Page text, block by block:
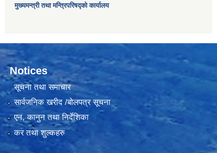
मुख्यमन्त्री तथा मन्त्रिपरिषद्को कार्यालय
Notices
सूचना तथा समाचार
सार्वजनिक खरीद /बोलपत्र सूचना
एन, कानुन तथा निर्देशिका
कर तथा शुल्कहरु